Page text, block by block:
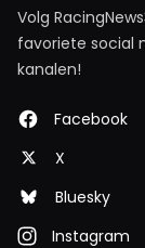
Volg
favoriete social
kanalen!
Facebook
X
Bluesky
Instagram